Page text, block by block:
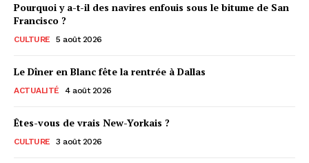
Pourquoi y a-t-il des navires enfouis sous le bitume de San
Francisco ?
CULTURE 5 août 2026
Le Dîner en Blanc fête la rentrée à Dallas
ACTUALITÉ 4 août 2026
Êtes-vous de vrais New-Yorkais ?
CULTURE 3 août 2026